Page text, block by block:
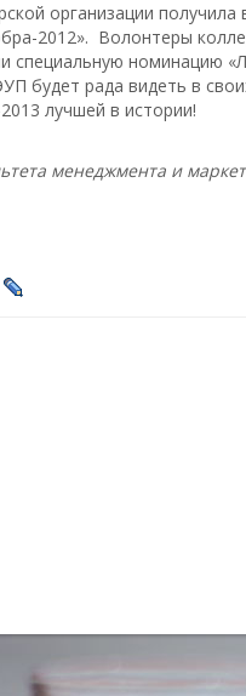
организации
2012». Волонтеры
специальную номинацию
будет рада видеть в
лучшей в истории!
менеджмента и